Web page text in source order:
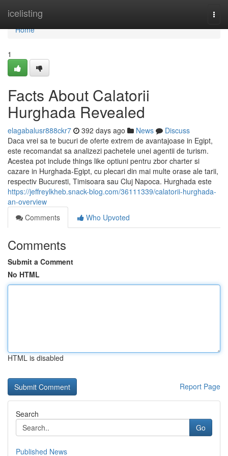
icelisting
Home
Home
1
Facts About Calatorii
Hurghada Revealed
elagabalusr888ckr7 392 days ago News
Discuss
Daca vrei sa te bucuri de oferte extrem de avantajoase in Egipt,
este recomandat sa analizezi pachetele unei agentii de turism.
Acestea pot include things like optiuni pentru zbor charter si
cazare in Hurghada-Egipt, cu plecari din mai multe orase ale tarii,
respectiv Bucuresti, Timisoara sau Cluj Napoca. Hurghada este
https://jeffreylkheb.snack-blog.com/36111339/calatorii-hurghada-
an-overview
Comments
Who Upvoted
Comments
Submit a Comment
No HTML
HTML is disabled
Report Page
Search
Go
Published News